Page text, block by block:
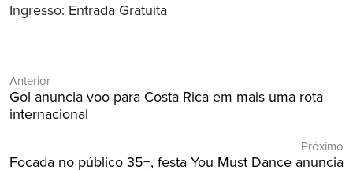
Ingresso: Entrada Gratuita
de
Post
Anterior
Post
Anterior:
Gol anuncia voo para Costa Rica em mais uma rota
internacional
Próximo
Próximo
Focada no público 35+, festa You Must Dance anuncia